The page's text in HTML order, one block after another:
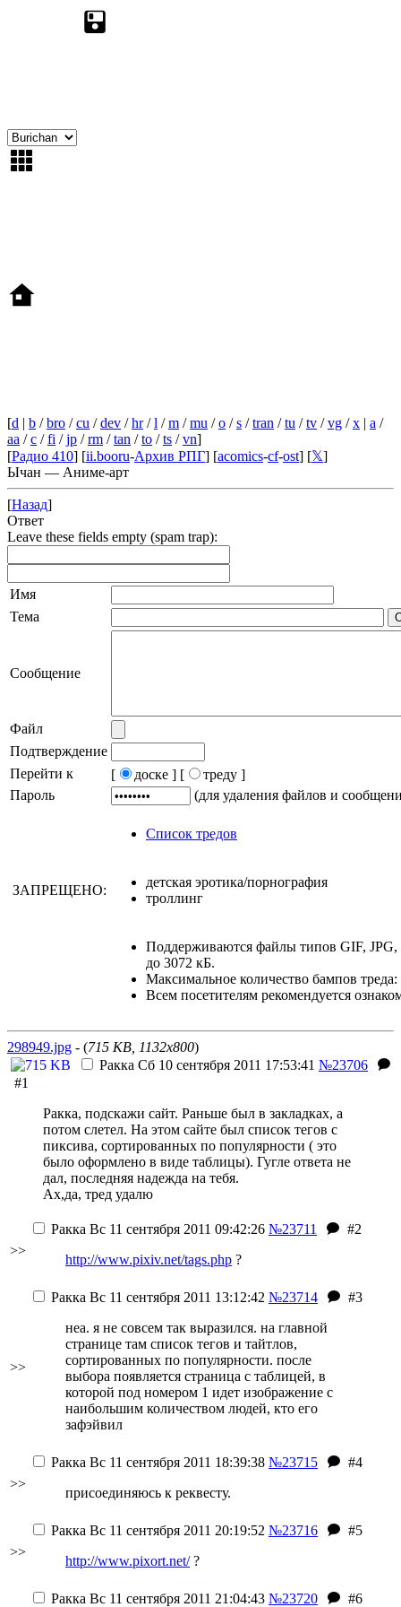
[d | b /bro /cu /dev /hr/l /m /mu /o /s /tran /tu /tv /vg /x | a /
aa /c /fi /jp /rm /tan /to /ts /vn]
[Радио 410] [ii.booru-Архив РПГ] [acomics-cf-ost] [𝕏]
Ычан — Аниме-арт
[Назад]
Ответ
Leave these fields empty (spam trap):
Имя
Тема
Сообщение
Файл
Подтверждение
Перейти к
[ доске ] [
треду ]
Пароль
(для удаления файлов и
Список тредов
ЗАПРЕЩЕНО:
детская эротика/порнография
троллинг
Поддерживаются файлы типов GIF, JPG,
до 3072 кБ.
Максимальное количество бампов треда:
Всем посетителям рекомендуется
298949.jpg - (715 KB, 1132x800)
Ракка Сб 10 сентября 2011 17:53:41 №23706
#1
Ракка, подскажи сайт. Раньше был в закладках, а
потом слетел. На этом сайте был список тегов с
пиксива, сортированных по популярности ( это
было оформлено в виде таблицы). Гугле ответа не
дал, последняя надежда на тебя.
Ах,да, тред удалю
>>
Ракка Вс 11 сентября 2011 09:42:26 №23711
#2
http://www.pixiv.net/tags.php ?
>>
Ракка Вс 11 сентября 2011 13:12:42 №23714
#3
неа. я не совсем так выразился. на главной
странице там список тегов и тайтлов,
сортированных по популярности. после
выбора появляется страница с таблицей, в
которой под номером 1 идет изображение с
наибольшим количеством людей, кто его
зафэйвил
>>
Ракка Вс 11 сентября 2011 18:39:38 №23715
#4
присоединяюсь к реквесту.
>>
Ракка Вс 11 сентября 2011 20:19:52 №23716
#5
http://www.pixort.net/?
Ракка Вс 11 сентября 2011 21:04:43 №23720
#6